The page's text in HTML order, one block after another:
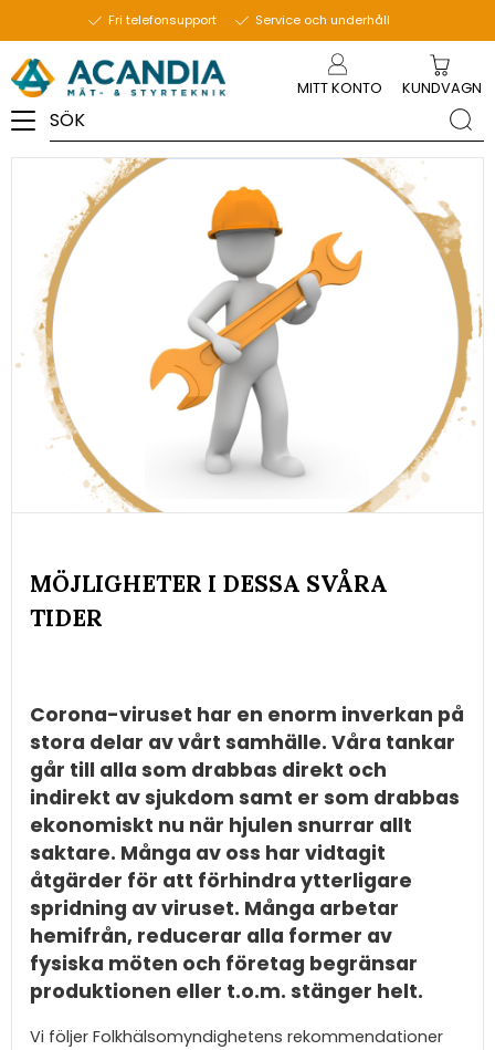
Fri telefonsupport Service och underhåll
MITT KONTO KUNDVAGN
MÖJLIGHETER I DESSA SVÅRA
TIDER
Corona-viruset har en enorm inverkan på
stora delar av vårt samhälle. Våra tankar
går till alla som drabbas direkt och
indirekt av sjukdom samt er som drabbas
ekonomiskt nu när hjulen snurrar allt
saktare. Många av oss har vidtagit
åtgärder för att förhindra ytterligare
spridning av viruset. Många arbetar
hemifrån, reducerar alla former av
fysiska möten och företag begränsar
produktionen eller t.o.m. stänger helt.
Vi följer Folkhälsomyndighetens rekommendationer